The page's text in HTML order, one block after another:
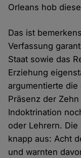
Orleans hob
Das ist
Verfassung
Staat sowie das
Erziehung
argumentierte
Präsenz der
Indoktrination
oder Lehrern.
knapp aus: Acht
und warnten